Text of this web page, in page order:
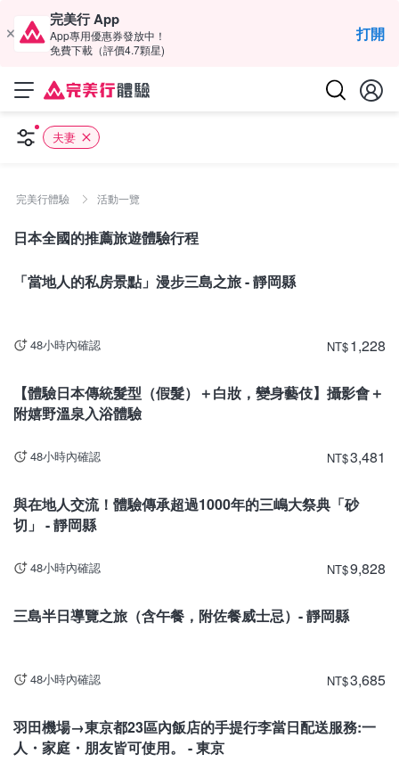
完美行 App
App專用優惠券發放中！
免費下載（評價4.7顆星)
打開
夫妻
完美行體驗 活動一覽
日本全國的推薦旅遊體驗行程
靜岡
「當地人的私房景點」漫步三島之旅 - 靜岡縣
48小時內確認 NT$1,228
【體驗日本傳統髮型（假髮）＋白妝，變身藝伎】攝影會＋
附嬉野溫泉入浴體驗
48小時內確認 NT$3,481
與在地人交流！體驗傳承超過1000年的三嶋大祭典「砂
切」 - 靜岡縣
48小時內確認 NT$9,828
三島半日導覽之旅（含午餐，附佐餐威士忌）- 靜岡縣
48小時內確認 NT$3,685
羽田機場→東京都23區內飯店的手提行李當日配送服務:一
人・家庭・朋友皆可使用。 - 東京